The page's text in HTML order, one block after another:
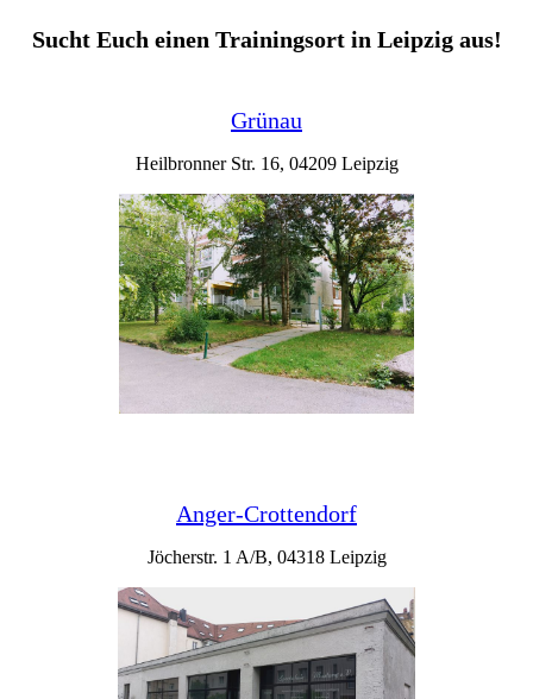
Sucht Euch einen Trainingsort in Leipzig aus!
Grünau
Heilbronner Str. 16, 04209 Leipzig
Anger-Crottendorf
Jöcherstr. 1 A/B, 04318 Leipzig